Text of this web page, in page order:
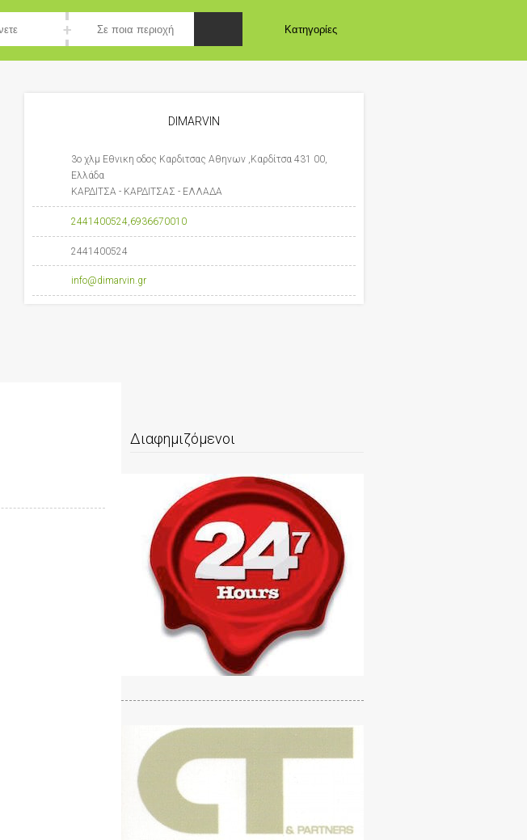
Κατηγορίες
DIMARVIN
3ο χλμ Εθνικη οδος Καρδιτσας Αθηνων ,Καρδίτσα 431 00,
Ελλάδα
ΚΑΡΔΙΤΣΑ - ΚΑΡΔΙΤΣΑΣ - ΕΛΛΑΔΑ
2441400524 6936670010
2441400524
info@dimarvin.gr
Διαφημιζόμενοι